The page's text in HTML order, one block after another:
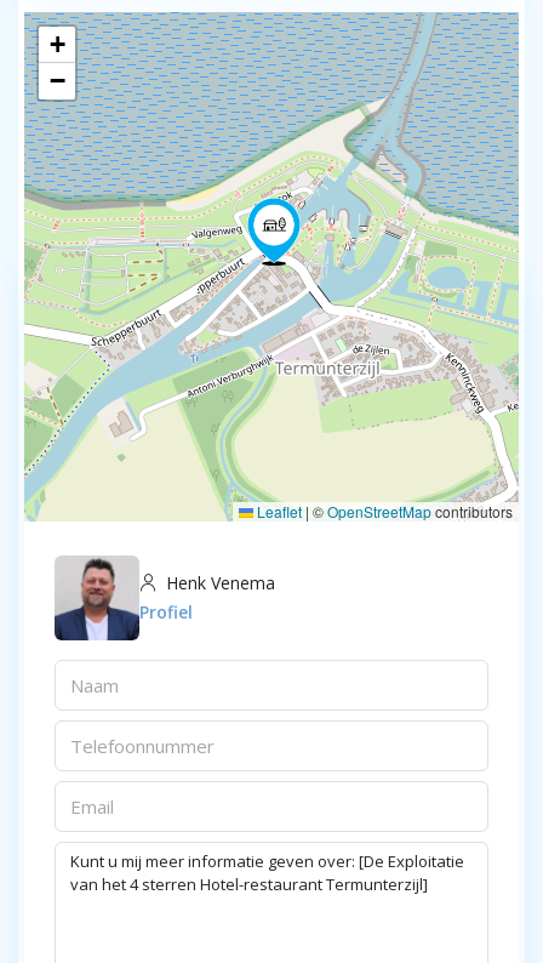
+
−
Leaflet | ©OpenStreetMapcontributors
Henk Venema
Profiel